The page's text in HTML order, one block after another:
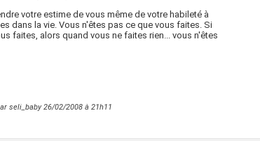
votre estime de vous même de votre habileté à
dans la vie. Vous n'êtes pas ce que vous faites. Si
faites, alors quand vous ne faites rien... vous n'êtes
seli_baby 26/02/2008 à 21h11